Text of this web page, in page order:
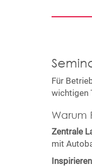
Für
wichtigen
Warum
Zentrale
mit